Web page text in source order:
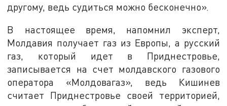
другому, ведь судиться можно бесконечно».
В настоящее время, напомнил эксперт,
Молдавия получает газ из Европы, а русский
газ, который идет в Приднестровье,
записывается на счет молдавского газового
оператора «Молдовагаз», ведь Кишинев
считает Приднестровье своей территорией,